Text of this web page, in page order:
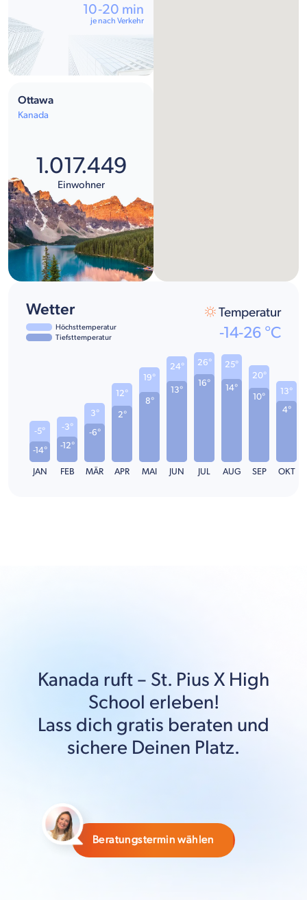
10-20 min
je nach Verkehr
Ottawa
Kanada
1.017.449
Einwohner
Wetter
Höchsttemperatur
Tiefsttemperatur
Temperatur
-14-26 °C
-14°
-5°
JAN
-12°
-3°
FEB
-6°
3°
MÄR
2°
12°
APR
8°
19°
MAI
13°
24°
JUN
16°
26°
JUL
14°
25°
AUG
10°
20°
SEP
4°
13°
OKT
Kanada ruft – St. Pius X High
School erleben!
Lass dich gratis beraten und
sichere Deinen Platz.
Beratungstermin wählen